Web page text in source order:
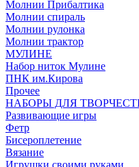
Молнии Прибалтика
Молнии спираль
Молнии рулонка
Молнии трактор
МУЛИНЕ
Набор ниток Мулине
ПНК им.Кирова
Прочее
НАБОРЫ ДЛЯ
Развивающие игры
Фетр
Бисероплетение
Вязание
Игрушки своими руками